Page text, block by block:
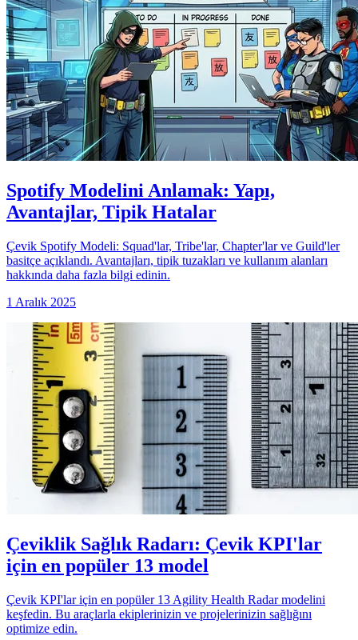
Spotify Modelini Anlamak: Yapı,
Avantajlar, Tipik Hatalar
Çevik Spotify Modeli: Squad'lar, Tribe'lar, Chapter'lar ve Guild'ler
basitçe açıklandı. Avantajları, tipik tuzakları ve kullanım alanları
hakkında daha fazla bilgi edinin.
1 Aralık 2025
Çeviklik Sağlık Radarı: Çevik KPI'lar
için en popüler 13 model
Çevik KPI'lar için en popüler 13 Agility Health Radar modelini
keşfedin. Bu araçlarla ekiplerinizin ve projelerinizin sağlığını
optimize edin.